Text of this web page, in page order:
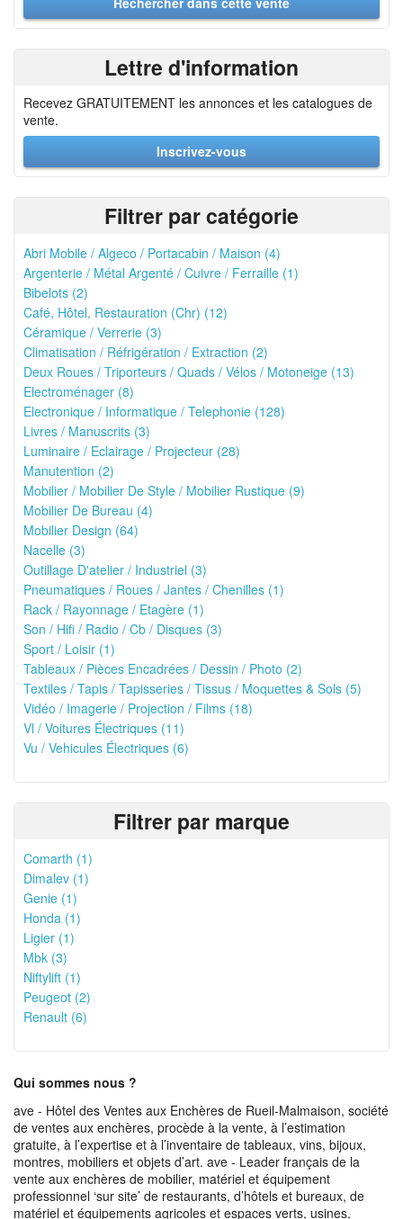
Lettre d'information
Recevez GRATUITEMENT les annonces et les catalogues de
vente.
Inscrivez-vous
Filtrer par catégorie
Abri Mobile / Algeco / Portacabin / Maison (4)
Argenterie / Métal Argenté / Cuivre / Ferraille (1)
Bibelots (2)
Café, Hôtel, Restauration (Chr) (12)
Céramique / Verrerie (3)
Climatisation / Réfrigération / Extraction (2)
Deux Roues / Triporteurs / Quads / Vélos / Motoneige (13)
Electroménager (8)
Electronique / Informatique / Telephonie (128)
Livres / Manuscrits (3)
Luminaire / Eclairage / Projecteur (28)
Manutention (2)
Mobilier / Mobilier De Style / Mobilier Rustique (9)
Mobilier De Bureau (4)
Mobilier Design (64)
Nacelle (3)
Outillage D'atelier / Industriel (3)
Pneumatiques / Roues / Jantes / Chenilles (1)
Rack / Rayonnage / Etagère (1)
Son / Hifi / Radio / Cb / Disques (3)
Sport / Loisir (1)
Tableaux / Pièces Encadrées / Dessin / Photo (2)
Textiles / Tapis / Tapisseries / Tissus / Moquettes & Sols (5)
Vidéo / Imagerie / Projection / Films (18)
Vl / Voitures Électriques (11)
Vu / Vehicules Électriques (6)
Filtrer par marque
Comarth (1)
Dimalev (1)
Genie (1)
Honda (1)
Ligier (1)
Mbk (3)
Niftylift (1)
Peugeot (2)
Renault (6)
Qui sommes nous ?
ave - Hôtel des Ventes aux Enchères de Rueil-Malmaison, société
de ventes aux enchères, procède à la vente, à l’estimation
gratuite, à l’expertise et à l’inventaire de tableaux, vins, bijoux,
montres, mobiliers et objets d’art. ave - Leader français de la
vente aux enchères de mobilier, matériel et équipement
professionnel ‘sur site’ de restaurants, d’hôtels et bureaux, de
matériel et équipements agricoles et espaces verts, usines,